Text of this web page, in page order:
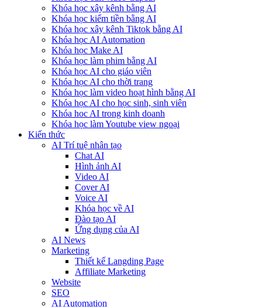
Khóa học xây kênh bằng AI
Khóa học kiếm tiền bằng AI
Khóa học xây kênh Tiktok bằng AI
Khóa học AI Automation
Khóa học Make AI
Khóa học làm phim bằng AI
Khóa học AI cho giáo viên
Khóa học AI cho thời trang
Khóa học làm video hoạt hình bằng AI
Khóa học AI cho học sinh, sinh viên
Khóa hoc AI trong kinh doanh
Khóa học làm Youtube view ngoại
Kiến thức
AI Trí tuệ nhân tạo
Chat AI
Hình ảnh AI
Video AI
Cover AI
Voice AI
Khóa học về AI
Đào tạo AI
Ứng dụng của AI
AI News
Marketing
Thiết kế Langding Page
Affiliate Marketing
Website
SEO
AI Automation